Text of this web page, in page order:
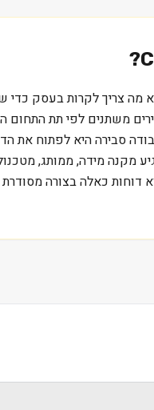
?
משתנים לפי תת התחום
מקנה מידה, ממותג,